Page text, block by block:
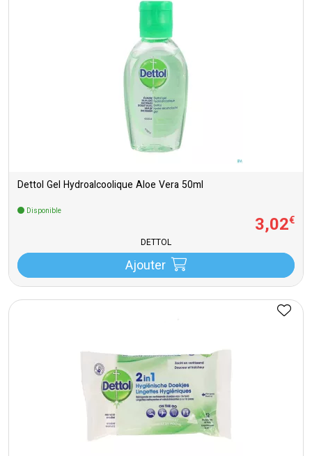
Dettol Gel Hydroalcoolique Aloe Vera 50ml
Disponible
3,02€
DETTOL
Ajouter